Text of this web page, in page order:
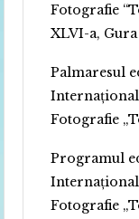
Fotografie
XLVI-a,
Palmaresul
Fotografie
Programul
Fotografie